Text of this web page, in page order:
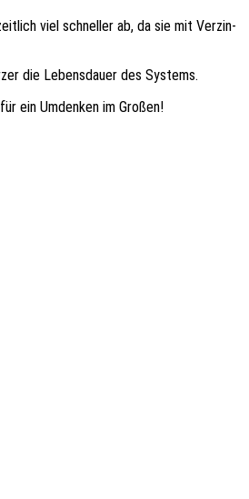
viel schnel­ler ab, da sie mit Verzin­
die Lebens­dau­er des Systems.
ein Umden­ken im Großen!